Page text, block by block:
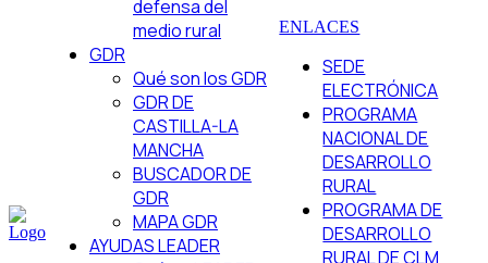
defensa del
medio rural
GDR
Qué son los GDR
GDR DE
CASTILLA-LA
MANCHA
BUSCADOR DE
GDR
MAPA GDR
AYUDAS LEADER
ENLACES
SEDE
ELECTRÓNICA
PROGRAMA
NACIONAL DE
DESARROLLO
RURAL
PROGRAMA DE
DESARROLLO
RURAL DE CLM